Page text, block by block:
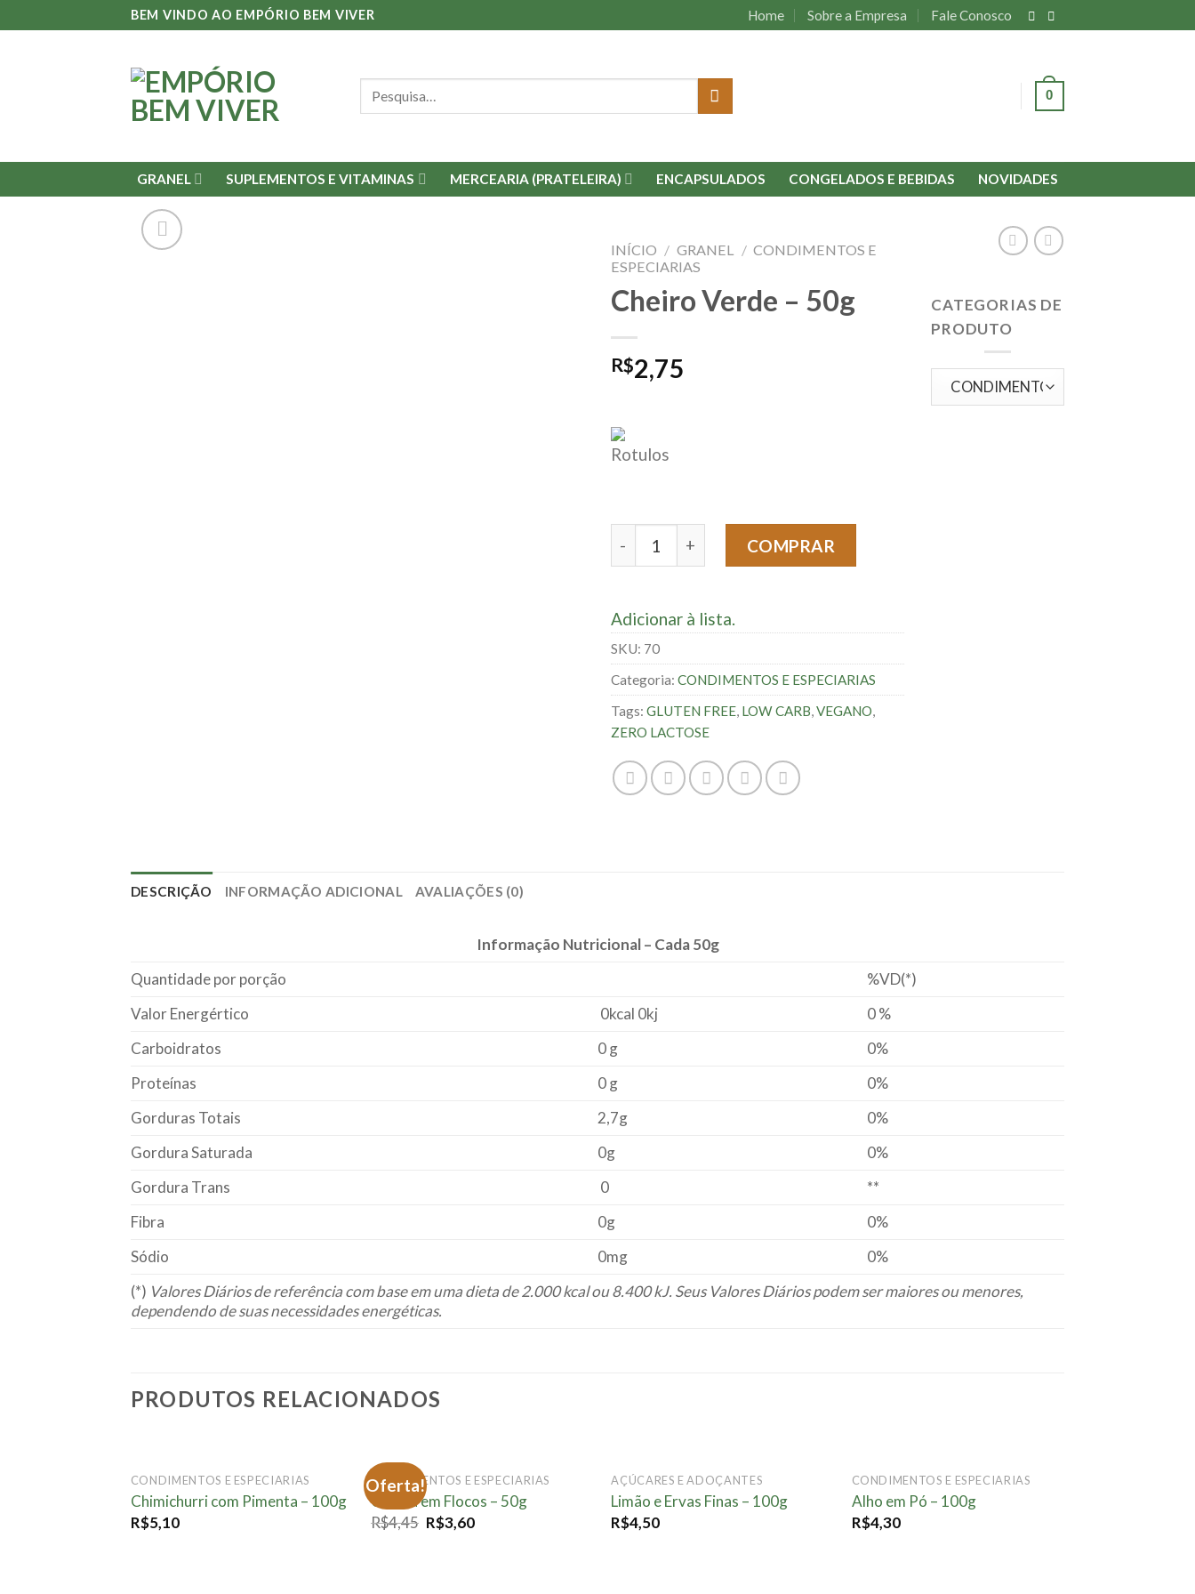
BEM VINDO AO EMPÓRIO BEM VIVER Home Sobre a Empresa Fale Conosco
0
GRANEL SUPLEMENTOS E VITAMINAS MERCEARIA (PRATELEIRA) ENCAPSULADOS CONGELADOS E BEBIDAS NOVIDADES
INÍCIO / GRANEL / CONDIMENTOS E
ESPECIARIAS
Cheiro Verde – 50g
R$2,75
Cheiro Verde - 50g quantidade
COMPRAR
Adicionar à lista.
SKU: 70
Categoria: CONDIMENTOS E ESPECIARIAS
Tags: GLUTEN FREE, LOW CARB,VEGANO,
ZERO LACTOSE
CATEGORIAS DE
PRODUTO
DESCRIÇÃO INFORMAÇÃO ADICIONAL AVALIAÇÕES (0)
Informação Nutricional – Cada 50g
Quantidade por porção
%VD(*)
Valor Energértico
0kcal 0kj
0 %
Carboidratos
0 g
0%
Proteínas
0 g
0%
Gorduras Totais
2,7g
0%
Gordura Saturada
0g
0%
Gordura Trans
0
**
Fibra
0g
0%
Sódio
0mg
0%
(*) Valores Diários de referência com base em uma dieta de 2.000 kcal ou 8.400 kJ. Seus Valores Diários podem ser maiores ou menores,
dependendo de suas necessidades energéticas.
PRODUTOS RELACIONADOS
Adicionar
à lista.
CONDIMENTOS E ESPECIARIAS
Chimichurri com Pimenta – 100g
R$5,10
Oferta!
CONDIMENTOS E ESPECIARIAS
Cebola em Flocos – 50g
R$4,45 R$3,60
Adicionar
à lista.
AÇÚCARES E ADOÇANTES
Limão e Ervas Finas – 100g
R$4,50
CONDIMENTOS E ESPECIARIAS
Alho em Pó – 100g
R$4,30